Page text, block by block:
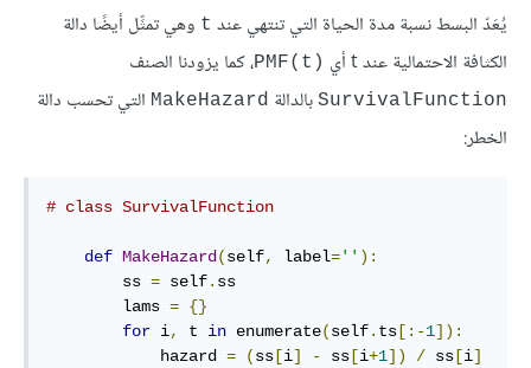
يُعَدّ البسط نسبة مدة الحياة التي تنتهي عند t وهي تمثِّل أيضًا دالة
الكثافة الاحتمالية عند t أي
PMF(t)، كما يزودنا الصنف
SurvivalFunction بالدالة MakeHazard التي تحسب دالة
الخطر:
# class SurvivalFunction
def MakeHazard(self, label='' ):
        ss
= self. ss
        lams
= {}
for i, t in enumerate(self. ts [:-1]):
            hazard
= (ss [i] - ss [i+1]) / ss [i]